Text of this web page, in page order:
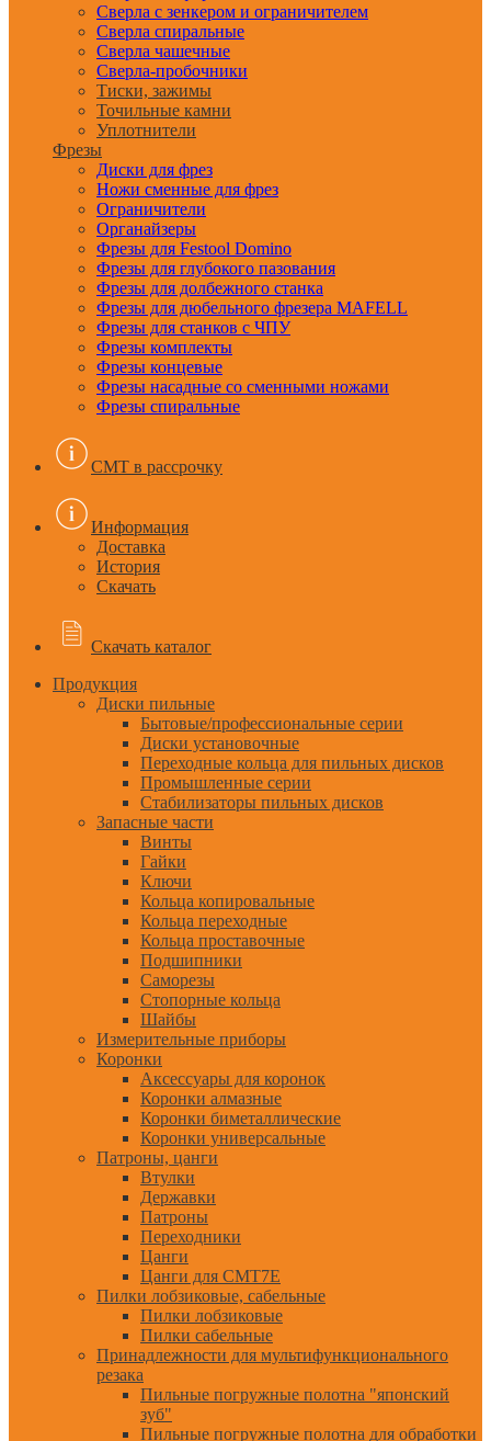
Сверла с зенкером и ограничителем
Сверла спиральные
Сверла чашечные
Сверла-пробочники
Тиски, зажимы
Точильные камни
Уплотнители
Фрезы
Диски для фрез
Ножи сменные для фрез
Ограничители
Органайзеры
Фрезы для Festool Domino
Фрезы для глубокого пазования
Фрезы для долбежного станка
Фрезы для дюбельного фрезера MAFELL
Фрезы для станков с ЧПУ
Фрезы комплекты
Фрезы концевые
Фрезы насадные со сменными ножами
Фрезы спиральные
CMT в рассрочку
Информация
Доставка
История
Скачать
Скачать каталог
Продукция
Диски пильные
Бытовые/профессиональные серии
Диски установочные
Переходные кольца для пильных дисков
Промышленные серии
Стабилизаторы пильных дисков
Запасные части
Винты
Гайки
Ключи
Кольца копировальные
Кольца переходные
Кольца проставочные
Подшипники
Саморезы
Стопорные кольца
Шайбы
Измерительные приборы
Коронки
Аксессуары для коронок
Коронки алмазные
Коронки биметаллические
Коронки универсальные
Патроны, цанги
Втулки
Державки
Патроны
Переходники
Цанги
Цанги для CMT7E
Пилки лобзиковые, сабельные
Пилки лобзиковые
Пилки сабельные
Принадлежности для мультифункционального
резака
Пильные погружные полотна "японский
зуб"
Пильные погружные полотна для обработки